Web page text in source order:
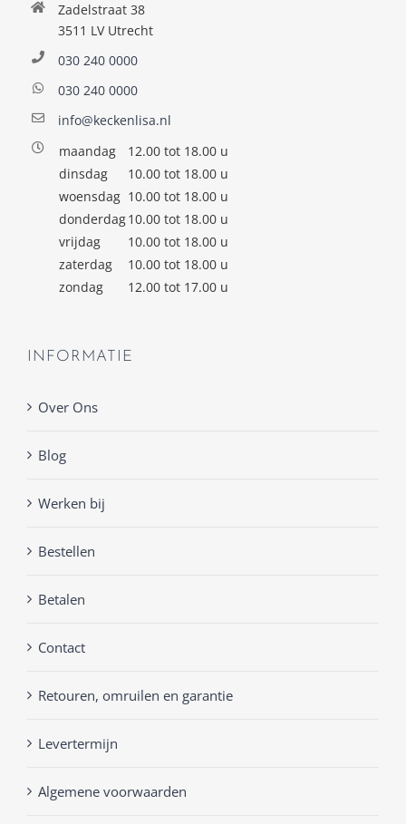
Zadelstraat 38
3511 LV Utrecht
030 240 0000
030 240 0000
info@keckenlisa.nl
maandag
12.00 tot 18.00 u
dinsdag
10.00 tot 18.00 u
woensdag 10.00 tot 18.00 u
donderdag10.00 tot 18.00 u
vrijdag
10.00 tot 18.00 u
zaterdag
10.00 tot 18.00 u
zondag
12.00 tot 17.00 u
INFORMATIE
Over Ons
Blog
Werken bij
Bestellen
Betalen
Contact
Retouren, omruilen en garantie
Levertermijn
Algemene voorwaarden